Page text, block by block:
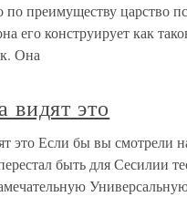
по преимуществу царство
его конструирует как
Она
видят это
это Если бы вы смотрели
быть для Сесилии